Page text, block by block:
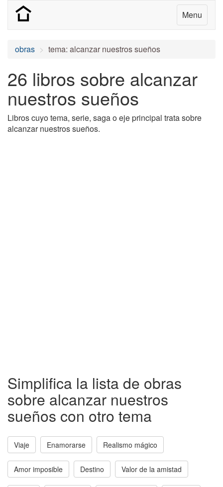
Menu
obras tema: alcanzar nuestros sueños
26 libros sobre alcanzar
nuestros sueños
Libros cuyo tema, serie, saga o eje principal trata sobre
alcanzar nuestros sueños.
Simplifica la lista de obras
sobre alcanzar nuestros
sueños con otro tema
Viaje Enamorarse Realismo mágico
Amor imposible Destino Valor de la amistad